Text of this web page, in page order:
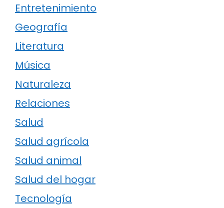
Entretenimiento
Geografía
Literatura
Música
Naturaleza
Relaciones
Salud
Salud agrícola
Salud animal
Salud del hogar
Tecnología